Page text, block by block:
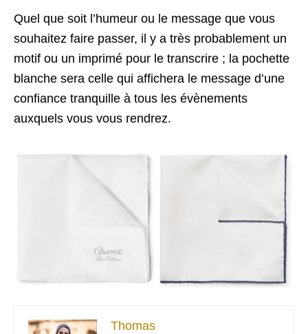
Quel que soit l’humeur ou le message que vous
souhaitez faire passer, il y a très probablement un
motif ou un imprimé pour le transcrire ; la pochette
blanche sera celle qui affichera le message d’une
confiance tranquille à tous les évènements
auxquels vous vous rendrez.
Thomas